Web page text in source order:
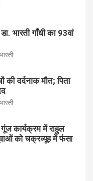
भारती गाँधी का 93वां
की दर्दनाक मौत; पिता
गूंज कार्यक्रम में राहुल
को चक्रव्यूह में फंसा